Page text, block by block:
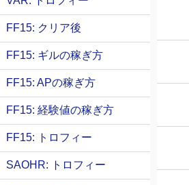
FF15: クリア後
FF15: ギルの稼ぎ方
FF15: APの稼ぎ方
FF15: 経験値の稼ぎ方
FF15: トロフィー
SAOHR: トロフィー